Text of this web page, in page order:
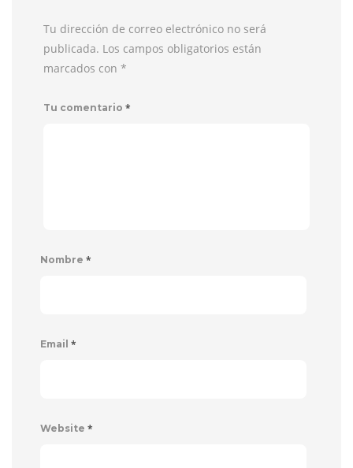
Tu dirección de correo electrónico no será
publicada. Los campos obligatorios están
marcados con *
Tu comentario *
Nombre *
Email *
Website *